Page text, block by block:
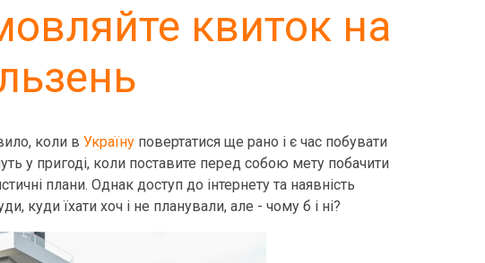
квиток на
коли в Україну повертатися ще рано і є час побувати
у пригоді, коли поставите перед собою мету побачити
плани. Однак доступ до інтернету та наявність
куди їхати хоч і не планували, але - чому б і ні?